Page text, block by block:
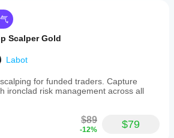
Scalper Gold
Labot
for funded traders. Capture
ironclad risk management across all
$89
-12% $79